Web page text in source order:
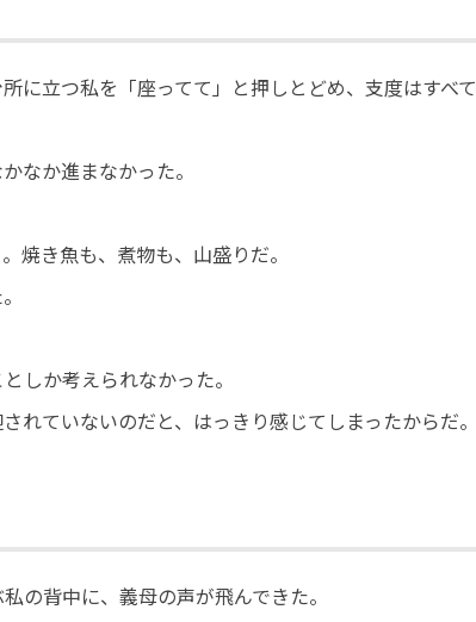
に立つ私を「座ってて」と押しとどめ、支度はすべて
なか進まなかった。
焼き魚も、煮物も、山盛りだ。
しか考えられなかった。
ていないのだと、はっきり感じてしまったからだ。
の背中に、義母の声が飛んできた。